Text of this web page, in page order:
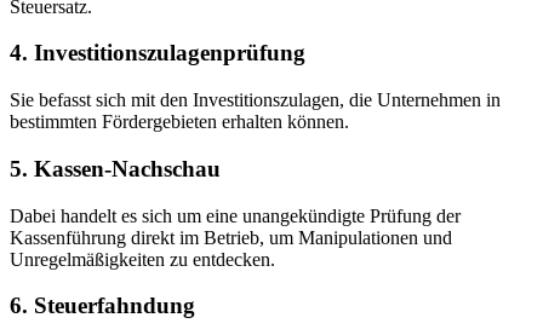
Steuersatz.
4. Investitionszulagenprüfung
Sie befasst sich mit den Investitionszulagen, die Unternehmen in
bestimmten Fördergebieten erhalten können.
5. Kassen-Nachschau
Dabei handelt es sich um eine unangekündigte Prüfung der
Kassenführung direkt im Betrieb, um Manipulationen und
Unregelmäßigkeiten zu entdecken.
6. Steuerfahndung